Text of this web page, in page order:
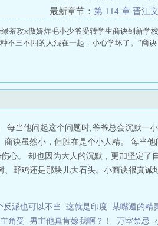
最新章节： 第 114 章 晋江
茶攻x傲娇炸毛小少爷受转学生商诀到新学
不三不四的人混在一起，小心学坏了。”商诀
当他问起这个问题时,爷爷总会沉默一
诀虽然小，但胜在是个小人精。 每当
心。 却也因为大人的沉默，更加坚定了
野鸡还是那块儿大石头。小商诀很真诚
反派也可以不当 这就是印度 某嘴遁的精
角受 男主他真肯嫁我啊？！ 万室禁忌